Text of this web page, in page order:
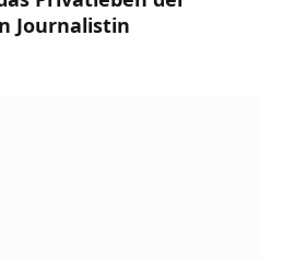
Journalistin